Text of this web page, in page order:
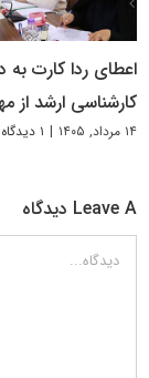
اعطای ردا کارت به
کارشناسی ارشد از مهر
۱۴ مرداد, ۱۴۰۵ | ۱ دیدگاه
Leave A دیدگاه
دیدگاه